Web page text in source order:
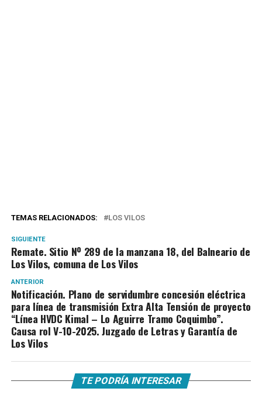
TEMAS RELACIONADOS: LOS VILOS
SIGUIENTE
Remate. Sitio Nº 289 de la manzana 18, del Balneario de
Los Vilos, comuna de Los Vilos
ANTERIOR
Notificación. Plano de servidumbre concesión eléctrica
para línea de transmisión Extra Alta Tensión de proyecto
“Línea HVDC Kimal – Lo Aguirre Tramo Coquimbo”.
Causa rol V-10-2025. Juzgado de Letras y Garantía de
Los Vilos
TE PODRÍA INTERESAR